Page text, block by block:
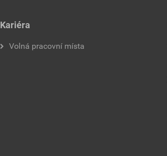
Kariéra
Volná pracovní místa